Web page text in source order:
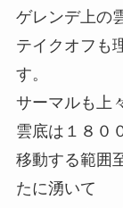
ゲレンデ上の
テイクオフも
す。
サーマルも上
雲底は１８０
移動する範囲
たに湧いて